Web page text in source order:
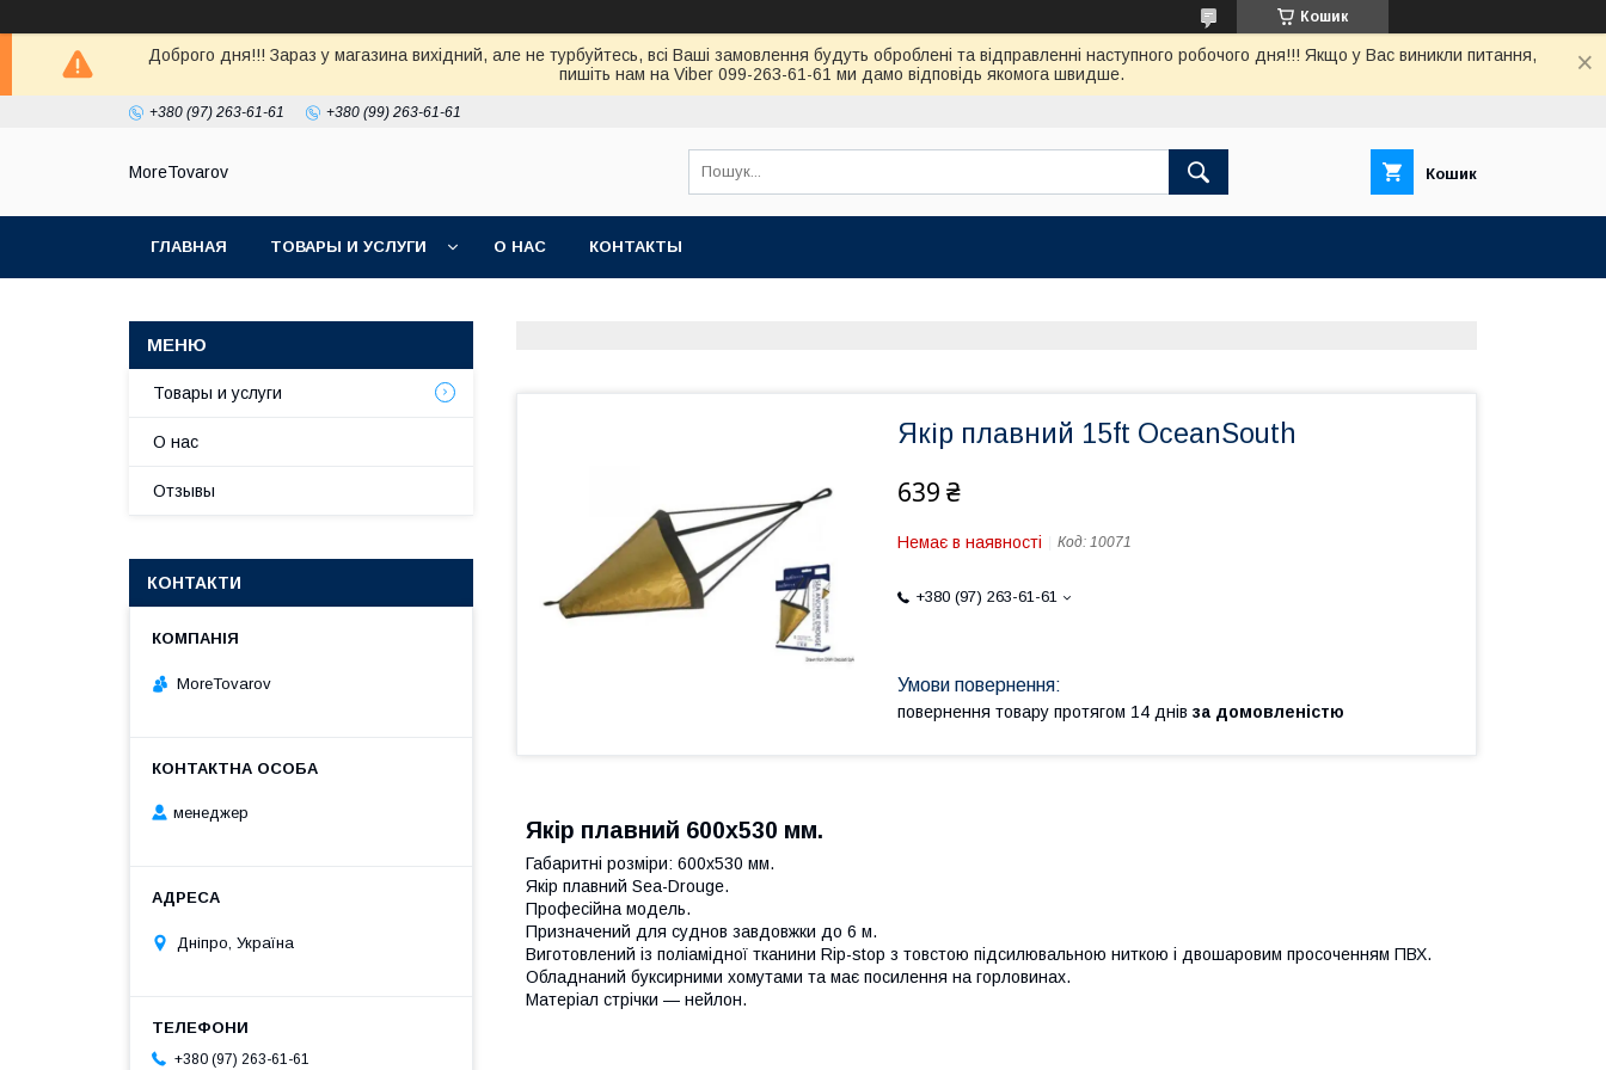
Кошик
Доброго дня!!! Зараз у магазина вихiдний, але не турбуйтесь, всi Вашi замовлення будуть обробленi та вiдправленнi наступного робочого дня!!! Якщо у Вас виникли питання,
пишiть нам на Viber 099-263-61-61 ми дамо вiдповiдь якомога швидше.
+380 (97) 263-61-61 +380 (99) 263-61-61
MoreTovarov Кошик
ГЛАВНАЯ ТОВАРЫ И УСЛУГИ О НАС КОНТАКТЫ
Якір плавний 15ft OceanSouth
639 ₴
Немає в наявності Код: 10071
+380 (97) 263-61-61
повернення товару протягом 14 днів за домовленістю
Якір плавний 600x530 мм.
Габаритні розміри: 600х530 мм.
Якір плавний Sea-Drouge.
Професійна модель.
Призначений для суднов завдовжки до 6 м.
Виготовлений із поліамідної тканини Rip-stop з товстою підсилювальною ниткою і двошаровим просоченням ПВХ.
Обладнаний буксирними хомутами та має посилення на горловинах.
Матеріал стрічки — нейлон.
Товары и услуги
О нас
Отзывы
КОНТАКТИ
MoreTovarov
менеджер
Дніпро, Україна
+380 (97) 263-61-61